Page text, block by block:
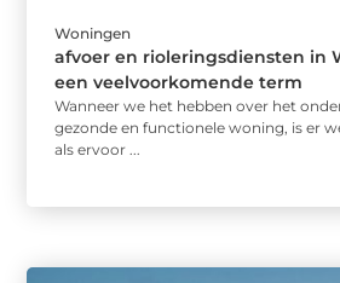
Woningen
afvoer en rioleringsdiensten in
een veelvoorkomende term
Wanneer we het hebben over het
gezonde en functionele woning, is er
als ervoor ...